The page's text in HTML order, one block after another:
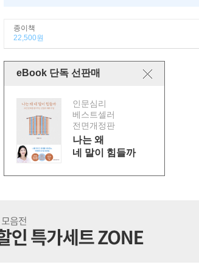
종이책
22,500원
eBook 단독 선판매
인문심리
베스트셀러
전면개정판
나는 왜
네 말이 힘들까